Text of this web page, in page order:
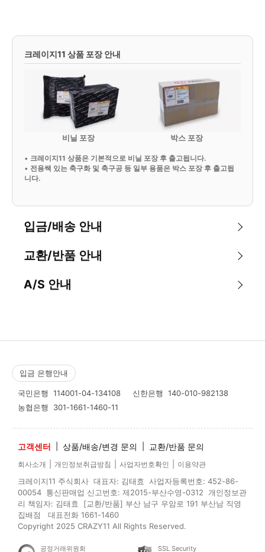
크레이지11 상품 포장 안내
비닐 포장 박스 포장
• 크레이지11 상품은 기본적으로 비닐 포장 후 출고됩니다.
• 전용쌕 있는 축구화 및 축구공 등 일부 용품은 박스 포장 후 출고됩
니다.
입금/배송 안내
교환/반품 안내
A/S 안내
입금 은행안내
국민은행 114001-04-134108 신한은행 140-010-982138
농협은행 301-1661-1460-11
고객센터 상품/배송/변경 문의 교환/반품 문의
회사소개 개인정보취급방침 사업자번호확인 이용약관
크레이지11 주식회사 대표자: 김태효 사업자등록번호: 452-86-
00054 통신판매업 신고번호: 제2015-부산수영-0312 개인정보관
리 책임자: 김태효 [교환/반품] 부산 남구 우암로 191 부산남 직영
집배점 대표전화 1661-1460
Copyright 2025 CRAZY11 All Rights Reserved.
공정거래위원회 SSL Security